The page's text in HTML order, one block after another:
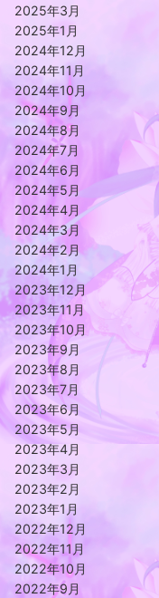
2025年3月
2025年1月
2024年12月
2024年11月
2024年10月
2024年9月
2024年8月
2024年7月
2024年6月
2024年5月
2024年4月
2024年3月
2024年2月
2024年1月
2023年12月
2023年11月
2023年10月
2023年9月
2023年8月
2023年7月
2023年6月
2023年5月
2023年4月
2023年3月
2023年2月
2023年1月
2022年12月
2022年11月
2022年10月
2022年9月